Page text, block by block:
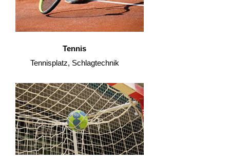
Tennis
Tennisplatz, Schlagtechnik